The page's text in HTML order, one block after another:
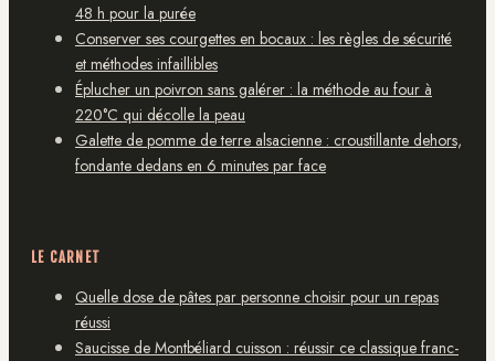
48 h pour la purée
Conserver ses courgettes en bocaux : les règles de sécurité
et méthodes infaillibles
Éplucher un poivron sans galérer : la méthode au four à
220°C qui décolle la peau
Galette de pomme de terre alsacienne : croustillante dehors,
fondante dedans en 6 minutes par face
LE CARNET
Quelle dose de pâtes par personne choisir pour un repas
réussi
Saucisse de Montbéliard cuisson : réussir ce classique franc-